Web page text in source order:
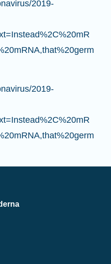
2019-
2019-